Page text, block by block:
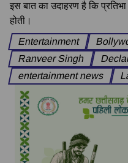
इस बात का उदाहरण है कि
होती।
Entertainment
Ranveer Singh
entertainment news